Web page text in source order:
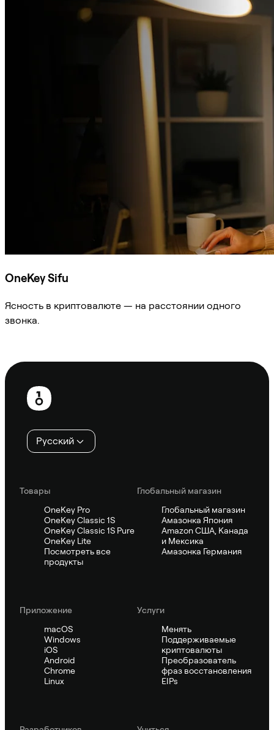
OneKey Sifu
Ясность в криптовалюте — на расстоянии одного
звонка.
Нижний
колонтитул
Русский
Товары
OneKey Pro
OneKey Classic 1S
OneKey Classic 1S Pure
OneKey Lite
Посмотреть все
продукты
Глобальный магазин
Глобальный магазин
Амазонка Япония
Amazon США, Канада
и Мексика
Амазонка Германия
Приложение
macOS
Windows
iOS
Android
Chrome
Linux
Услуги
Менять
Поддерживаемые
криптовалюты
Преобразователь
фраз восстановления
EIPs